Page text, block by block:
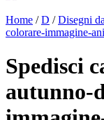
Home /D /Disegni
colorare-immagine-
Spedisci
autunno-